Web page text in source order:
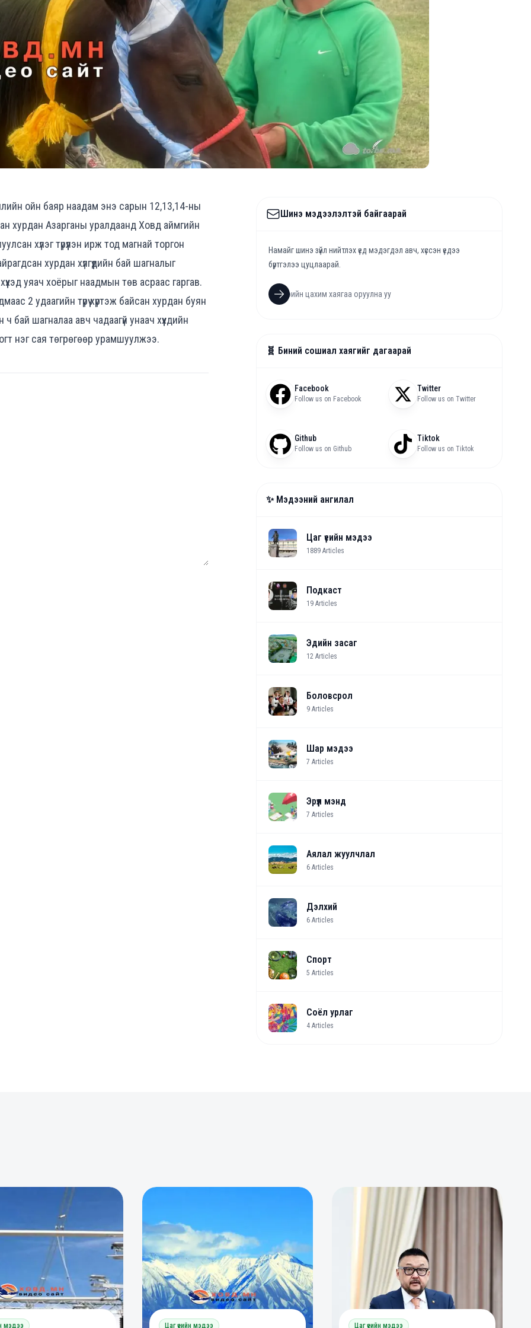
ойн баяр наадам энэ сарын 12,13,14-ны
хурдан Азарганы уралдаанд Ховд аймгийн
хүлэг түрүүлэн ирж тод магнай торгон
хурдан хүлгүүдийн бай шагналыг
уяач хоёрыг наадмын төв асраас гаргав.
2 удаагийн түрүү хүртэж байсан хурдан буян
шагналаа авч чадаагүй унаач хүүхдийн
нэг сая төгрөгөөр урамшуулжээ.
Шинэ мэдээлэлтэй байгаарай
Намайг шинэ зүйл нийтлэх үед мэдэгдэл авч, хүссэн үедээ
бүртгэлээ цуцлаарай.
🧬 Биний сошиал хаягийг дагаарай
Facebook
Follow us on Facebook
Twitter
Follow us on Twitter
Github
Follow us on Github
Tiktok
Follow us on Tiktok
✨ Мэдээний ангилал
Цаг үеийн мэдээ
1889 Articles
Подкаст
19 Articles
Эдийн засаг
12 Articles
Боловсрол
9 Articles
Шар мэдээ
7 Articles
Эрүүл мэнд
7 Articles
Аялал жуулчлал
6 Articles
Дэлхий
6 Articles
Спорт
5 Articles
Соёл урлаг
4 Articles
мэдээ Цаг үеийн мэдээ Цаг үеийн мэдээ